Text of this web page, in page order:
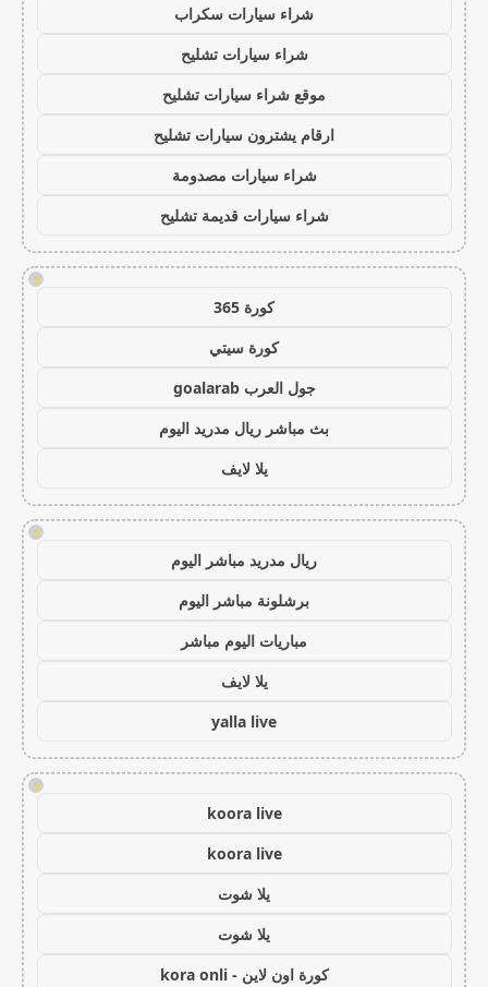
شراء سيارات سكراب
شراء سيارات تشليح
موقع شراء سيارات تشليح
ارقام يشترون سيارات تشليح
شراء سيارات مصدومة
شراء سيارات قديمة تشليح
!
كورة 365
كورة سيتي
جول العرب goalarab
بث مباشر ريال مدريد اليوم
يلا لايف
!
ريال مدريد مباشر اليوم
برشلونة مباشر اليوم
مباريات اليوم مباشر
يلا لايف
yalla live
!
koora live
koora live
يلا شوت
يلا شوت
كورة اون لاين - kora onli